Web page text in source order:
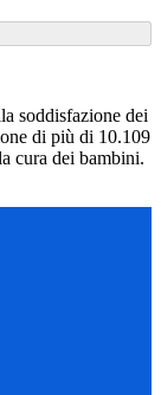
soddisfazione dei
di più di 10.109
cura dei bambini.